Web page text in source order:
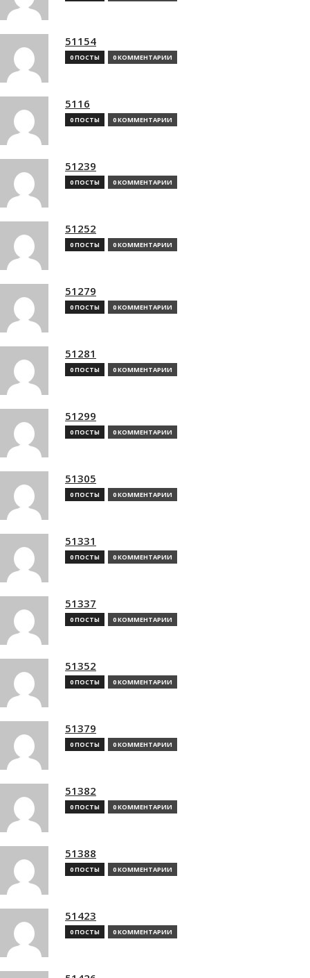
51154
0 ПОСТЫ 0 КОММЕНТАРИИ
5116
0 ПОСТЫ 0 КОММЕНТАРИИ
51239
0 ПОСТЫ 0 КОММЕНТАРИИ
51252
0 ПОСТЫ 0 КОММЕНТАРИИ
51279
0 ПОСТЫ 0 КОММЕНТАРИИ
51281
0 ПОСТЫ 0 КОММЕНТАРИИ
51299
0 ПОСТЫ 0 КОММЕНТАРИИ
51305
0 ПОСТЫ 0 КОММЕНТАРИИ
51331
0 ПОСТЫ 0 КОММЕНТАРИИ
51337
0 ПОСТЫ 0 КОММЕНТАРИИ
51352
0 ПОСТЫ 0 КОММЕНТАРИИ
51379
0 ПОСТЫ 0 КОММЕНТАРИИ
51382
0 ПОСТЫ 0 КОММЕНТАРИИ
51388
0 ПОСТЫ 0 КОММЕНТАРИИ
51423
0 ПОСТЫ 0 КОММЕНТАРИИ